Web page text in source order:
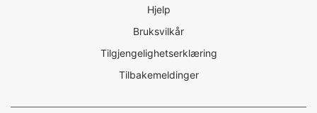
Hjelp
Bruksvilkår
Tilgjengelighetserklæring
Tilbakemeldinger